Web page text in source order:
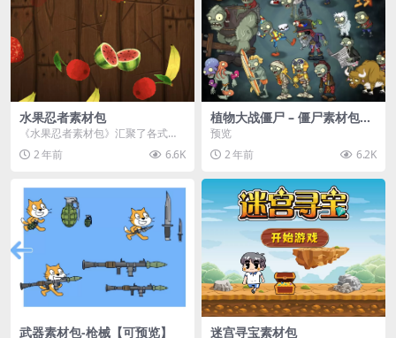
水果忍者素材包
《水果忍者素材包》汇聚了各式鲜
美诱人的水果图像与清脆悦耳的切
割音效，专为追求极致...
2 年前 6.6K
植物大战僵尸 – 僵尸素材包
【可预览】
预览
2 年前
6.2K
武器素材包-枪械【可预览】 迷宫寻宝素材包